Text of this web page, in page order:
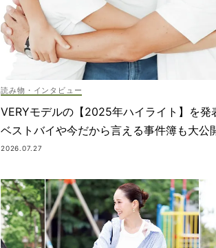
読み物・インタビュー
VERYモデルの【2025年ハイライト】を発
ベストバイや今だから言える事件簿も大公
2026.07.27